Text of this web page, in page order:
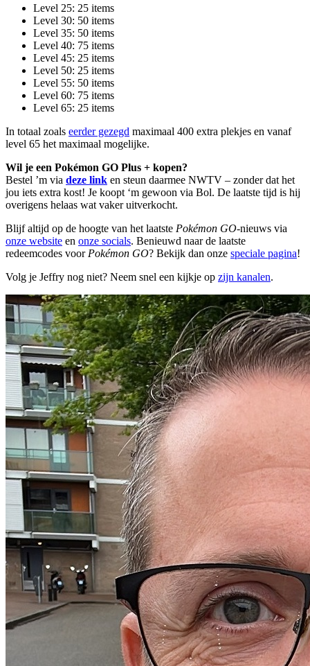
Level 25: 25 items
Level 30: 50 items
Level 35: 50 items
Level 40: 75 items
Level 45: 25 items
Level 50: 25 items
Level 55: 50 items
Level 60: 75 items
Level 65: 25 items
In totaal zoals eerder gezegd maximaal 400 extra plekjes en vanaf
level 65 het maximaal mogelijke.
Wil je een Pokémon GO Plus + kopen?
Bestel ’m via deze link en steun daarmee NWTV – zonder dat het
jou iets extra kost! Je koopt ‘m gewoon via Bol. De laatste tijd is hij
overigens helaas wat vaker uitverkocht.
Blijf altijd op de hoogte van het laatste Pokémon GO-nieuws via
onze website en onze socials. Benieuwd naar de laatste
redeemcodes voor Pokémon GO? Bekijk dan onze speciale pagina!
Volg je Jeffry nog niet? Neem snel een kijkje op zijn kanalen.